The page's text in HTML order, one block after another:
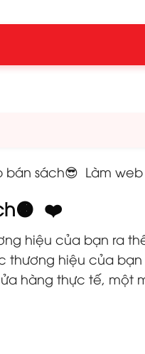
sách😎 Làm web
❤️
hiệu của bạn ra
thương hiệu của
hàng thực tế, một